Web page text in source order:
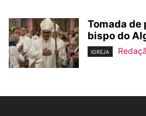
Tomada de
bispo do
IGREJA